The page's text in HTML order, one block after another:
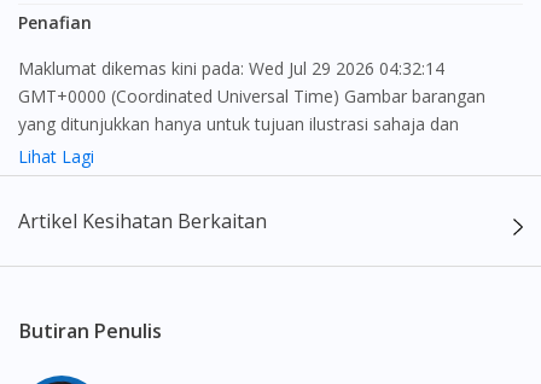
Penafian
Maklumat dikemas kini pada: Wed Jul 29 2026 04:32:14
GMT+0000 (Coordinated Universal Time) Gambar barangan
yang ditunjukkan hanya untuk tujuan ilustrasi sahaja dan
mungkin tidak seperti produk yang sebenar
maklumat sahaja, bagi kegunaan para pengamal perubatan dan
bukan bertujuan sebagai rujukan kepada pengguna untuk
seorang pengamal perubatan. Keberkesanan dan kesan
pengguna dengan pengguna yang lain. Kami tidak menyarankan
Lihat Lagi
Artikel Kesihatan Berkaitan
Butiran Penulis